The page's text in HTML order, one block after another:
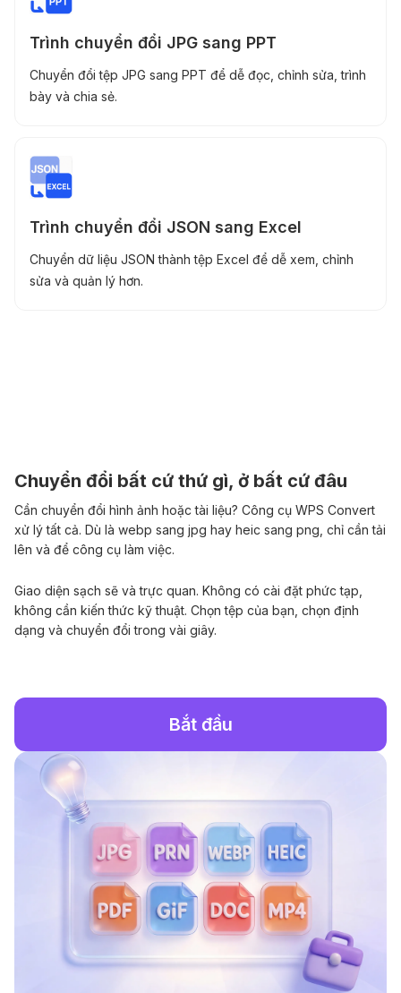
Trình chuyển đổi JPG sang PPT
Chuyển đổi tệp JPG sang PPT để dễ đọc, chỉnh sửa, trình
bày và chia sẻ.
Trình chuyển đổi JSON sang Excel
Chuyển dữ liệu JSON thành tệp Excel để dễ xem, chỉnh
sửa và quản lý hơn.
Chuyển đổi bất cứ thứ gì, ở bất cứ đâu
Cần chuyển đổi hình ảnh hoặc tài liệu? Công cụ WPS Convert
xử lý tất cả. Dù là webp sang jpg hay heic sang png, chỉ cần tải
lên và để công cụ làm việc.
Giao diện sạch sẽ và trực quan. Không có cài đặt phức tạp,
không cần kiến thức kỹ thuật. Chọn tệp của bạn, chọn định
dạng và chuyển đổi trong vài giây.
Bắt đầu